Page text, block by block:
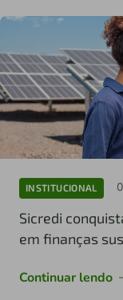
INSTITUCIONAL
Sicredi
em finanças
Continuar lendo